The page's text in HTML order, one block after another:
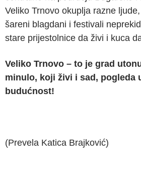
Veliko Trnovo okuplja razne
šareni blagdani i festivali
stare prijestolnice da živi i kuca
Veliko Trnovo – to je grad
minulo, koji živi i sad, pogleda
budućnost!
(Prevela Katica Brajković)